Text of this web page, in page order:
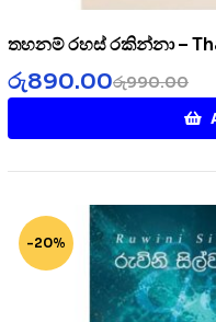
තහනම් රහස් රකින්නා –
රු990.00
රු890.00
-20%